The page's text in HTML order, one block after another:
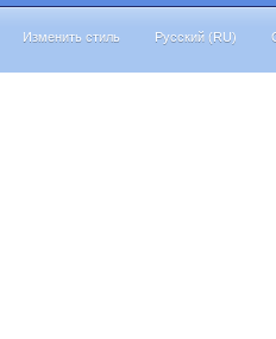
Изменить стиль Русский (RU)